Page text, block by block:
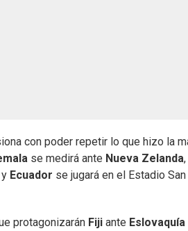
con poder repetir lo que hizo la
se medirá ante Nueva Zelanda
y Ecuador se jugará en el Estadio
protagonizarán Fiji ante Eslovaquía